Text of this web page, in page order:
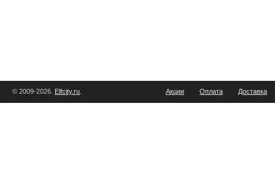
© 2009-2026. Elfcity.ru Акции Оплата Доставка